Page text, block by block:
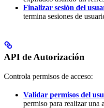
Finalizar sesión del
termina sesiones de
API de Autorización
Controla permisos de acceso:
Validar permisos del
permiso para realizar una